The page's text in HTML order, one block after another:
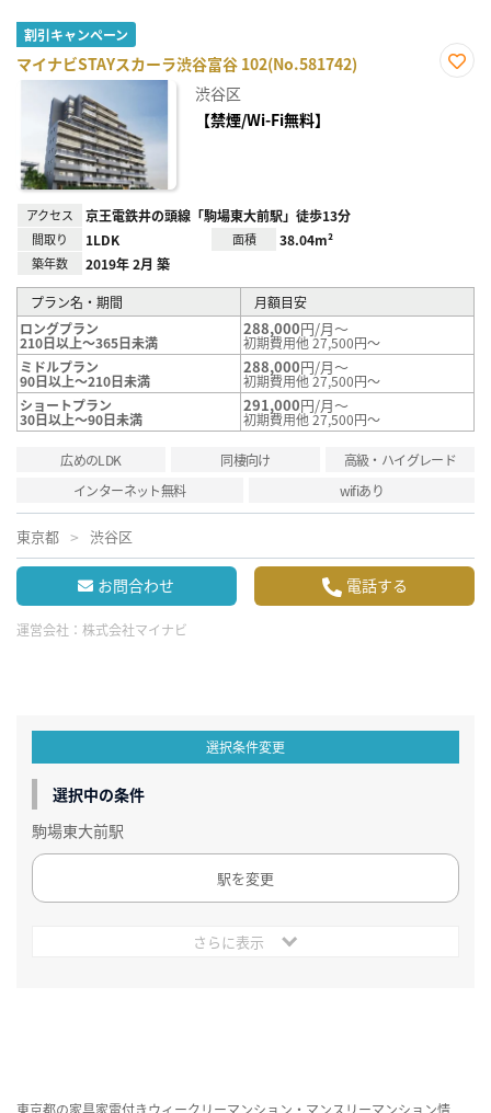
割引キャンペーン
マイナビSTAYスカーラ渋谷富谷 102(No.581742)
渋谷区
【禁煙/Wi-Fi無料】
アクセス 京王電鉄井の頭線「駒場東大前駅」徒歩13分
間取り 1LDK 面積 38.04m²
築年数 2019年 2月 築
プラン名・期間
月額目安
ロングプラン
210日以上～365日未満
288,000円/月～
初期費用他 27,500円～
ミドルプラン
90日以上～210日未満
288,000円/月～
初期費用他 27,500円～
ショートプラン
30日以上～90日未満
291,000円/月～
初期費用他 27,500円～
広めのLDK 同棲向け
高級・ハイグレード
インターネット無料
wifiあり
東京都 渋谷区
お問合わせ 電話する
運営会社： 株式会社マイナビ
選択条件変更
選択中の条件
駒場東大前駅
駅を変更
さらに表示